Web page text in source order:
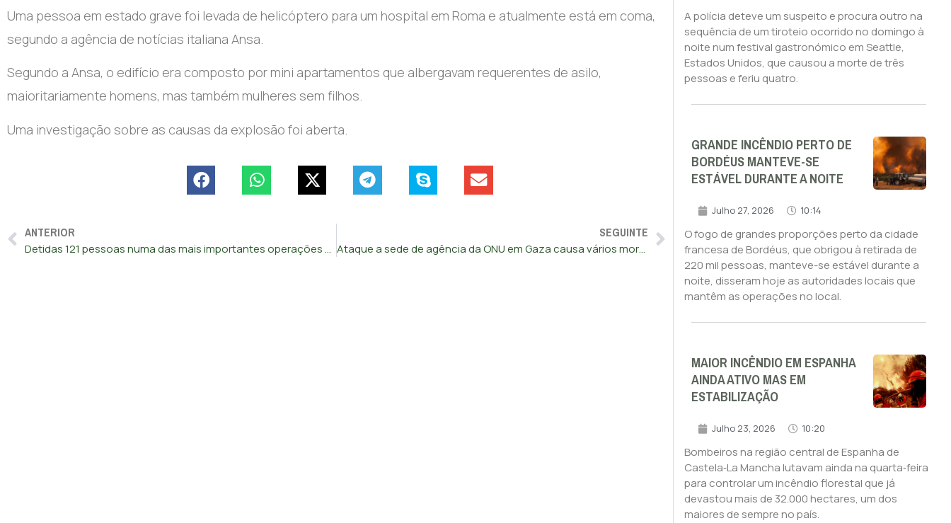
Uma pessoa em estado grave foi levada de helicóptero para um hospital em Roma e atualmente está em coma,
segundo a agência de notícias italiana Ansa.
Segundo a Ansa, o edifício era composto por mini apartamentos que albergavam requerentes de asilo,
maioritariamente homens, mas também mulheres sem filhos.
Uma investigação sobre as causas da explosão foi aberta.
ANTERIOR
Detidas 121 pessoas numa das mais importantes operações contra pornografia infantil em Espanha
SEGUINTE
Ataque a sede de agência da ONU em Gaza causa vários mortos e feridos
A polícia deteve um suspeito e procura outro na
sequência de um tiroteio ocorrido no domingo à
noite num festival gastronómico em Seattle,
Estados Unidos, que causou a morte de três
pessoas e feriu quatro.
GRANDE INCÊNDIO PERTO DE
BORDÉUS MANTEVE-SE
ESTÁVEL DURANTE A NOITE
Julho 27, 2026 10:14
O fogo de grandes proporções perto da cidade
francesa de Bordéus, que obrigou à retirada de
220 mil pessoas, manteve-se estável durante a
noite, disseram hoje as autoridades locais que
mantêm as operações no local.
MAIOR INCÊNDIO EM ESPANHA
AINDA ATIVO MAS EM
ESTABILIZAÇÃO
Julho 23, 2026 10:20
Bombeiros na região central de Espanha de
Castela‑La Mancha lutavam ainda na quarta‑feira
para controlar um incêndio florestal que já
devastou mais de 32.000 hectares, um dos
maiores de sempre no país.